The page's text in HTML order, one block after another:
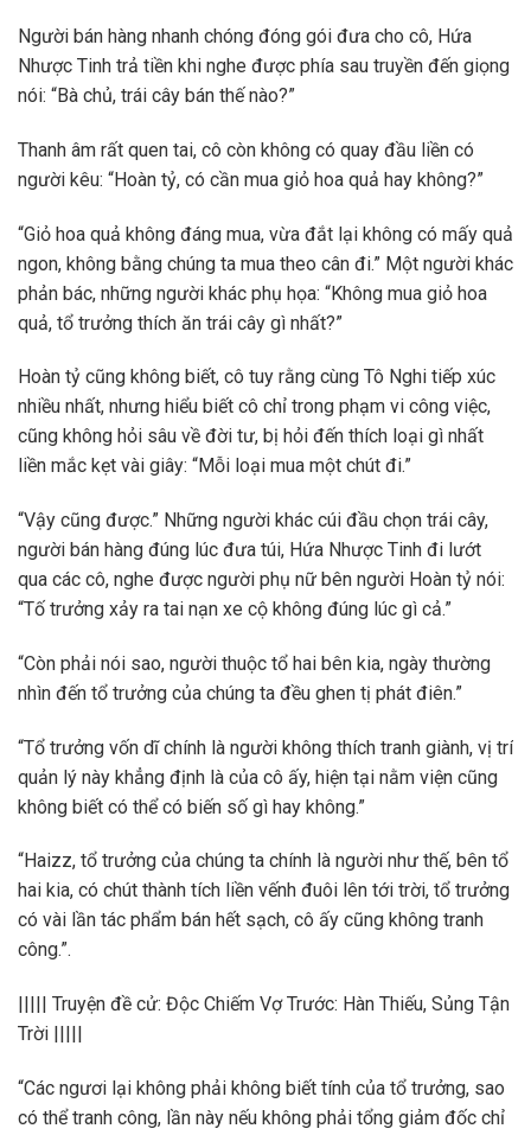
Người bán hàng nhanh chóng đóng gói đưa cho cô, Hứa
Nhược Tinh trả tiền khi nghe được phía sau truyền đến giọng
nói: “Bà chủ, trái cây bán thế nào?”
Thanh âm rất quen tai, cô còn không có quay đầu liền có
người kêu: “Hoàn tỷ, có cần mua giỏ hoa quả hay không?”
“Giỏ hoa quả không đáng mua, vừa đắt lại không có mấy quả
ngon, không bằng chúng ta mua theo cân đi.” Một người khác
phản bác, những người khác phụ họa: “Không mua giỏ hoa
quả, tổ trưởng thích ăn trái cây gì nhất?”
Hoàn tỷ cũng không biết, cô tuy rằng cùng Tô Nghi tiếp xúc
nhiều nhất, nhưng hiểu biết cô chỉ trong phạm vi công việc,
cũng không hỏi sâu về đời tư, bị hỏi đến thích loại gì nhất
liền mắc kẹt vài giây: “Mỗi loại mua một chút đi.”
“Vậy cũng được.” Những người khác cúi đầu chọn trái cây,
người bán hàng đúng lúc đưa túi, Hứa Nhược Tinh đi lướt
qua các cô, nghe được người phụ nữ bên người Hoàn tỷ nói:
“Tố trưởng xảy ra tai nạn xe cộ không đúng lúc gì cả.”
“Còn phải nói sao, người thuộc tổ hai bên kia, ngày thường
nhìn đến tổ trưởng của chúng ta đều ghen tị phát điên.”
“Tổ trưởng vốn dĩ chính là người không thích tranh giành, vị trí
quản lý này khẳng định là của cô ấy, hiện tại nằm viện cũng
không biết có thể có biến số gì hay không.”
“Haizz, tổ trưởng của chúng ta chính là người như thế, bên tổ
hai kia, có chút thành tích liền vếnh đuôi lên tới trời, tổ trưởng
có vài lần tác phẩm bán hết sạch, cô ấy cũng không tranh
công.”.
||||| Truyện đề cử: Độc Chiếm Vợ Trước: Hàn Thiếu, Sủng Tận
Trời |||||
“Các ngươi lại không phải không biết tính của tổ trưởng, sao
có thể tranh công, lần này nếu không phải tổng giảm đốc chỉ